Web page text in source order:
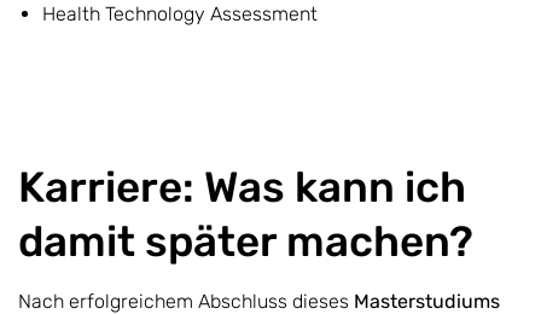
Health Technology Assessment
Karriere: Was kann ich
damit später machen?
Nach erfolgreichem Abschluss dieses Masterstudiums